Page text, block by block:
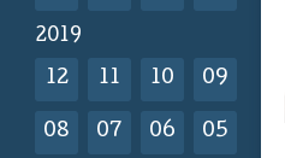
2019
12 11 10 09
08 07 06 05